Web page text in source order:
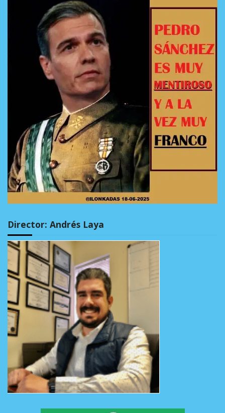
Director: Andrés Laya